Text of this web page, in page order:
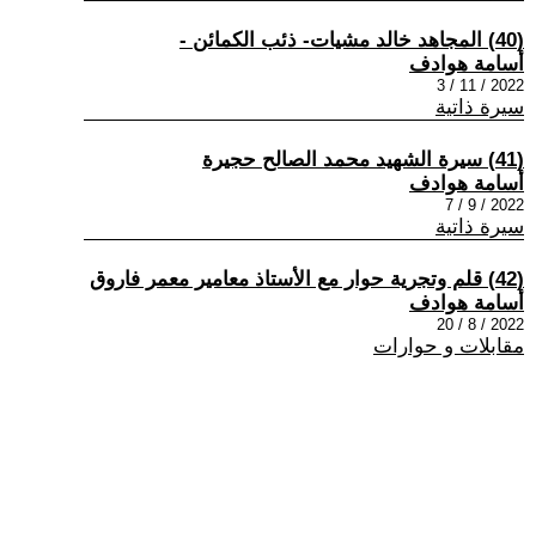
(40) المجاهد خالد مشيات- ذئب الكمائن -
أسامة هوادف
2022 / 11 / 3
سيرة ذاتية
(41) سيرة الشهيد محمد الصالح حجيرة
أسامة هوادف
2022 / 9 / 7
سيرة ذاتية
(42) قلم وتجرية حوار مع الأستاذ معامير معمر فاروق
أسامة هوادف
2022 / 8 / 20
مقابلات و حوارات